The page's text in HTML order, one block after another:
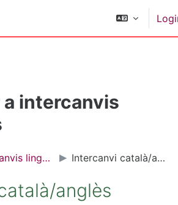
a intercanvis
Fòrum per a intercanvis lingüístics Intercanvi català/anglès
anglès